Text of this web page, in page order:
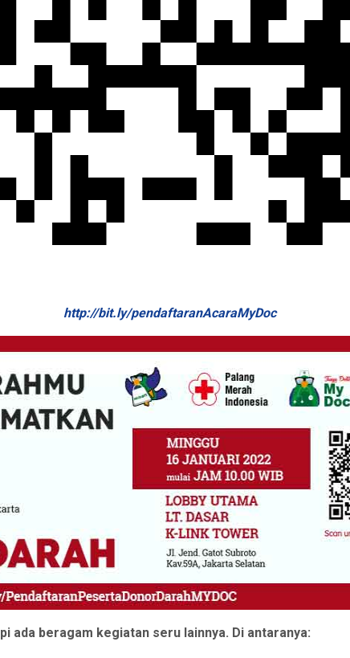
http://bit.ly/pendaftaranAcaraMyDoc
ada beragam kegiatan seru lainnya. Di antaranya: